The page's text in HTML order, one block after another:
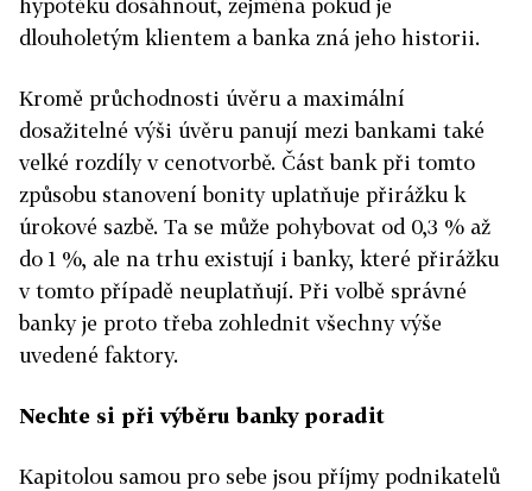
hypotéku dosáhnout, zejména pokud je
dlouholetým klientem a banka zná jeho historii.
Kromě průchodnosti úvěru a maximální
dosažitelné výši úvěru panují mezi bankami také
velké rozdíly v cenotvorbě. Část bank při tomto
způsobu stanovení bonity uplatňuje přirážku k
úrokové sazbě. Ta se může pohybovat od 0,3 % až
do 1 %, ale na trhu existují i banky, které přirážku
v tomto případě neuplatňují. Při volbě správné
banky je proto třeba zohlednit všechny výše
uvedené faktory.
Nechte si při výběru banky poradit
Kapitolou samou pro sebe jsou příjmy podnikatelů